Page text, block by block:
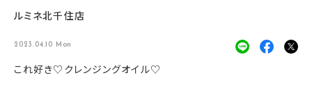
ルミネ北千住店
2023.04.10 Mon
これ好き♡クレンジングオイル♡